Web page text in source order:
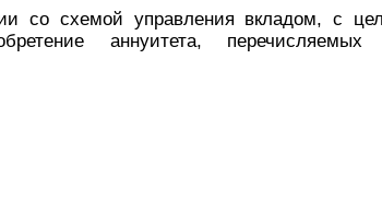
со схемой управления вкладом, с
аннуитета, перечисляемых